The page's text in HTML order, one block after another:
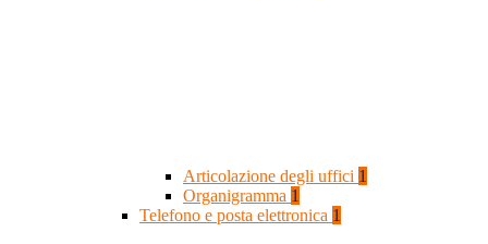
Articolazione degli uffici 1
Organigramma 1
Telefono e posta elettronica 1